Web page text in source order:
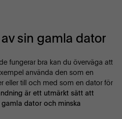
sin gamla dator
fungerar bra kan du överväga att
använda den som en
eller till och med som en dator för
är ett utmärkt sätt att
dator och minska